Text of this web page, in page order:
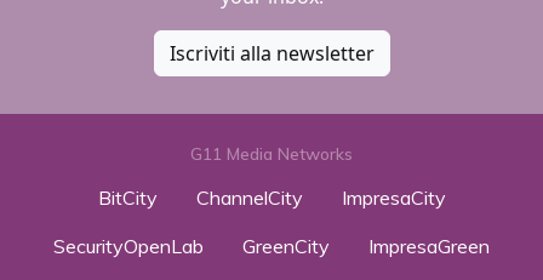
Iscriviti alla newsletter
G11 Media Networks
BitCity ChannelCity
ImpresaCity
SecurityOpenLab
GreenCity
ImpresaGreen